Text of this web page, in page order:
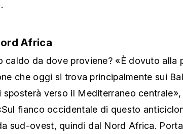
Africa
caldo da dove proviene? «È dovuto alla
che oggi si trova principalmente sui
sposterà verso il Mediterraneo
fianco occidentale di questo
sud-ovest, quindi dal Nord Africa.